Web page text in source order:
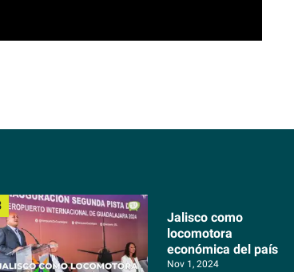
Jalisco como
locomotora
económica del país
Nov 1, 2024